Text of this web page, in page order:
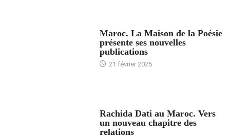
Maroc. La Maison de la Poésie
présente ses nouvelles
publications
21 février 2025
Rachida Dati au Maroc. Vers
un nouveau chapitre des
relations